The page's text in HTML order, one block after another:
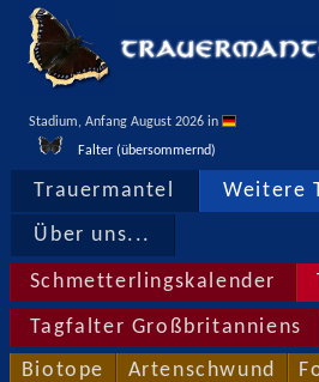
Stadium, Anfang August 2026 in
Falter (übersommernd)
Trauermantel Weitere
Über uns...
Schmetterlingskalender
Tagfalter Großbritanniens
Biotope Artenschwund